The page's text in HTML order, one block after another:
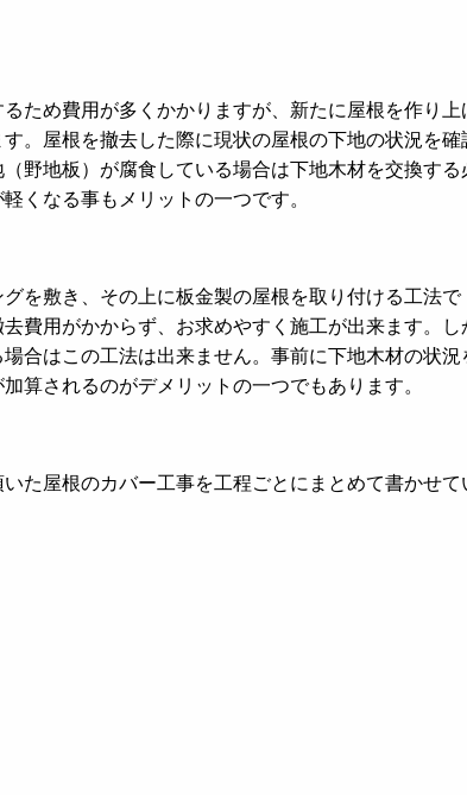
ため費用が多くかかりますが、新たに屋根を作り上
。屋根を撤去した際に現状の屋根の下地の状況を確
野地板）が腐食している場合は下地木材を交換する
くなる事もメリットの一つです。
を敷き、その上に板金製の屋根を取り付ける工法で
費用がかからず、お求めやすく施工が出来ます。し
合はこの工法は出来ません。事前に下地木材の状況
算されるのがデメリットの一つでもあります。
た屋根のカバー工事を工程ごとにまとめて書かせて